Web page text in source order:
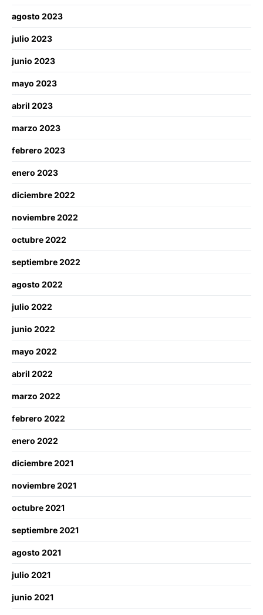
agosto 2023
julio 2023
junio 2023
mayo 2023
abril 2023
marzo 2023
febrero 2023
enero 2023
diciembre 2022
noviembre 2022
octubre 2022
septiembre 2022
agosto 2022
julio 2022
junio 2022
mayo 2022
abril 2022
marzo 2022
febrero 2022
enero 2022
diciembre 2021
noviembre 2021
octubre 2021
septiembre 2021
agosto 2021
julio 2021
junio 2021